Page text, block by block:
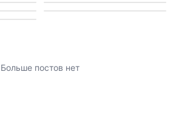
Больше постов нет